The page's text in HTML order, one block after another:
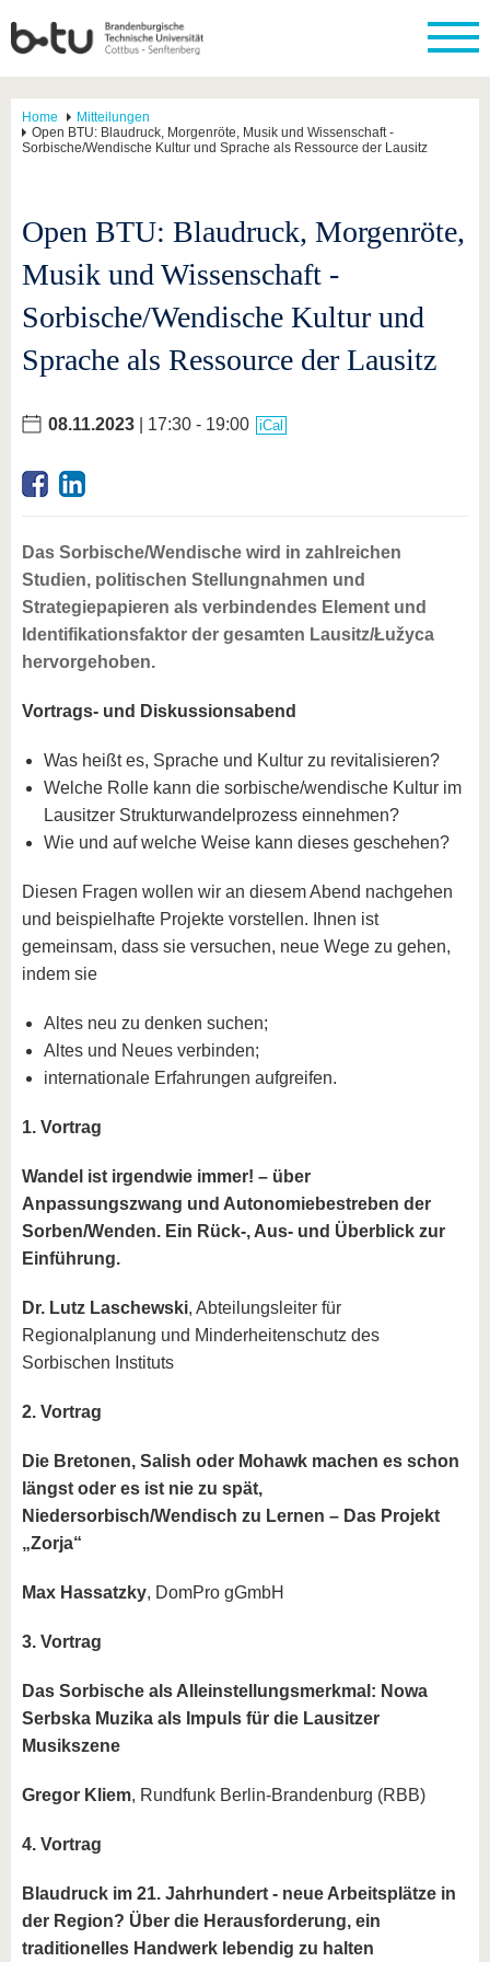
Home
Mitteilungen
Open BTU: Blaudruck, Morgenröte, Musik und Wissenschaft -
Sorbische/Wendische Kultur und Sprache als Ressource der Lausitz
Open BTU: Blaudruck, Morgenröte,
Musik und Wissenschaft -
Sorbische/Wendische Kultur und
Sprache als Ressource der Lausitz
08.11.2023 | 17:30 - 19:00 iCal
Das Sorbische/Wendische wird in zahlreichen
Studien, politischen Stellungnahmen und
Strategiepapieren als verbindendes Element und
Identifikationsfaktor der gesamten Lausitz/Łužyca
hervorgehoben.
Vortrags- und Diskussionsabend
Was heißt es, Sprache und Kultur zu revitalisieren?
Welche Rolle kann die sorbische/wendische Kultur im
Lausitzer Strukturwandelprozess einnehmen?
Wie und auf welche Weise kann dieses geschehen?
Diesen Fragen wollen wir an diesem Abend nachgehen
und beispielhafte Projekte vorstellen. Ihnen ist
gemeinsam, dass sie versuchen, neue Wege zu gehen,
indem sie
Altes neu zu denken suchen;
Altes und Neues verbinden;
internationale Erfahrungen aufgreifen.
1. Vortrag
Wandel ist irgendwie immer! – über
Anpassungszwang und Autonomiebestreben der
Sorben/Wenden. Ein Rück-, Aus- und Überblick zur
Einführung.
Dr. Lutz Laschewski, Abteilungsleiter für
Regionalplanung und Minderheitenschutz des
Sorbischen Instituts
2. Vortrag
Die Bretonen, Salish oder Mohawk machen es schon
längst oder es ist nie zu spät,
Niedersorbisch/Wendisch zu Lernen – Das Projekt
„Zorja“
Max Hassatzky, DomPro gGmbH
3. Vortrag
Das Sorbische als Alleinstellungsmerkmal: Nowa
Serbska Muzika als Impuls für die Lausitzer
Musikszene
Gregor Kliem, Rundfunk Berlin-Brandenburg (RBB)
4. Vortrag
Blaudruck im 21. Jahrhundert - neue Arbeitsplätze in
der Region? Über die Herausforderung, ein
traditionelles Handwerk lebendig zu halten